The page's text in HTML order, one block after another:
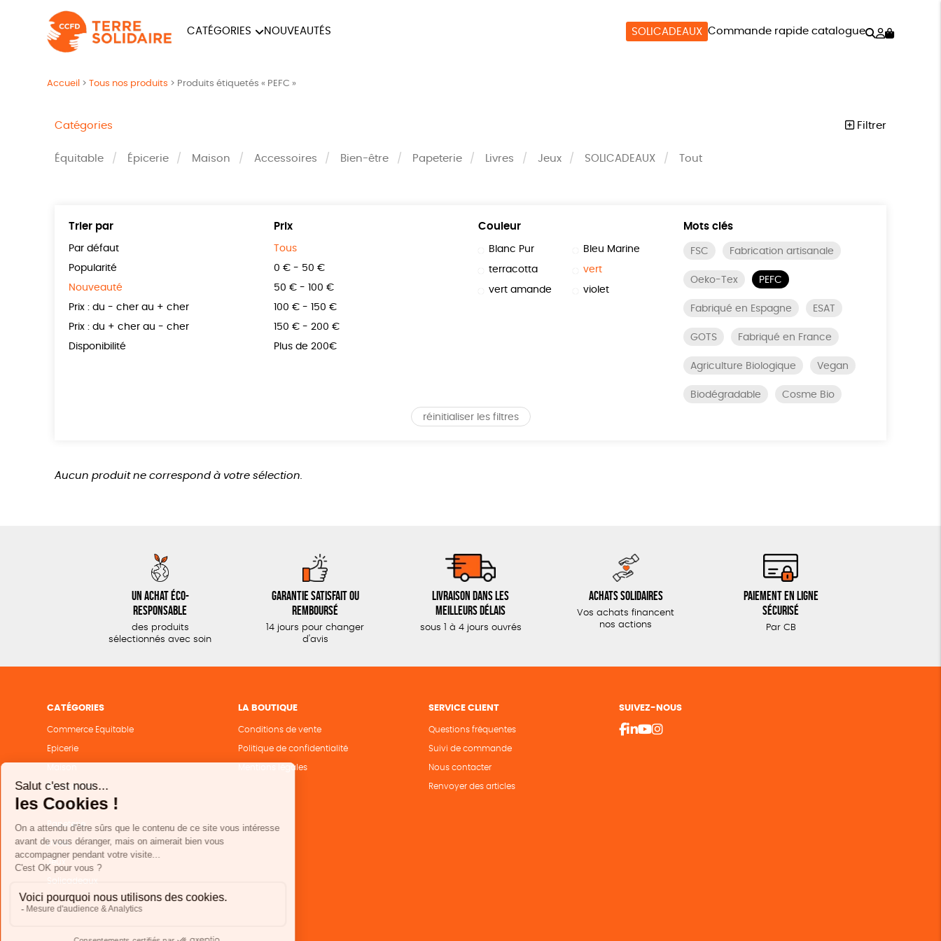
CATÉGORIES NOUVEAUTÉS SOLICADEAUX Commande rapide catalogue Rechercher
Mon
Accueil >Tous nos produits > Produits étiquetés « PEFC »
Catégories Filtrer
Équitable Épicerie Maison Accessoires Bien-être Papeterie Livres Jeux SOLICADEAUX Tout
Trier par
Par défaut
Popularité
Nouveauté
Prix : du - cher au + cher
Prix : du + cher au - cher
Disponibilité
Prix
Tous
0 € - 50 €
50 € - 100 €
100 € - 150 €
150 € - 200 €
Plus de 200€
Couleur
Blanc Pur Bleu Marine
terracotta vert
vert amande violet
Mots clés
FSC Fabrication artisanale
Oeko-Tex PEFC
Fabriqué en Espagne ESAT
GOTS Fabriqué en France
Agriculture Biologique Vegan
Biodégradable Cosme Bio
réinitialiser les filtres
Aucun produit ne correspond à votre sélection.
Un achat éco-
responsable
des produits
sélectionnés avec soin
Garantie satisfait ou
remboursé
14 jours pour changer
d'avis
Livraison dans les
meilleurs délais
sous 1 à 4 jours ouvrés
Achats solidaires
Vos achats financent
nos actions
Paiement en ligne
sécurisé
Par CB
CATÉGORIES
Commerce Equitable
Epicerie
Accessoires
Bien-être
Papeterie
Livres
Jeux
Solicadeaux
LA BOUTIQUE
Conditions de vente
Politique de confidentialité
Mentions légales
SERVICE CLIENT
Questions fréquentes
Suivi de commande
Nous contacter
Renvoyer des articles
SUIVEZ-NOUS